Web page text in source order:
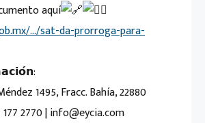
aquí
…/sat-da-prorroga-para-
1495, Fracc. Bahía, 22880
177 2770 | info@eycia.com